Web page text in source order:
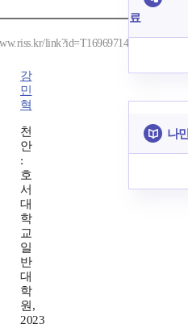
link?id=T16969714
강
민
혁
천
안
:
호
서
대
학
교
일
반
대
학
원,
2023
료
나